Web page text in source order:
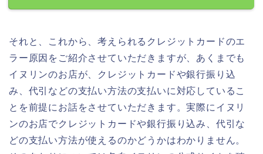
それと、これから、考えられるクレジットカードのエ
ラー原因をご紹介させていただきますが、あくまでも
イヌリンのお店が、クレジットカードや銀行振り込
み、代引などの支払い方法の支払いに対応しているこ
とを前提にお話をさせていただきます。実際にイヌリ
ンのお店でクレジットカードや銀行振り込み、代引な
どの支払い方法が使えるのかどうかはわかりません。